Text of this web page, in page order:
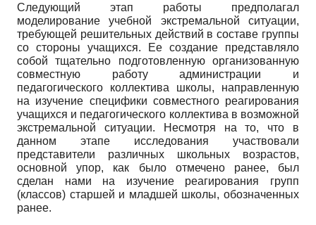
Следующий этап работы предполагал
моделирование учебной экстремальной ситуации,
требующей решительных действий в составе группы
со стороны учащихся. Ее создание представляло
собой тщательно подготовленную организованную
совместную работу администрации и
педагогического коллектива школы, направленную
на изучение специфики совместного реагирования
учащихся и педагогического коллектива в возможной
экстремальной ситуации. Несмотря на то, что в
данном этапе исследования участвовали
представители различных школьных возрастов,
основной упор, как было отмечено ранее, был
сделан нами на изучение реагирования групп
(классов) старшей и младшей школы, обозначенных
ранее.